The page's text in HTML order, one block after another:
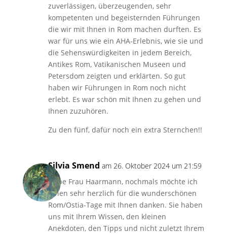
zuverlässigen, überzeugenden, sehr
kompetenten und begeisternden Führungen
die wir mit Ihnen in Rom machen durften. Es
war für uns wie ein AHA-Erlebnis, wie sie und
die Sehenswürdigkeiten in jedem Bereich,
Antikes Rom, Vatikanischen Museen und
Petersdom zeigten und erklärten. So gut
haben wir Führungen in Rom noch nicht
erlebt. Es war schön mit Ihnen zu gehen und
Ihnen zuzuhören.
Zu den fünf, dafür noch ein extra Sternchen!!
Silvia Smend am 26. Oktober 2024 um 21:59
Liebe Frau Haarmann, nochmals möchte ich
Ihnen sehr herzlich für die wunderschönen
Rom/Ostia-Tage mit Ihnen danken. Sie haben
uns mit Ihrem Wissen, den kleinen
Anekdoten, den Tipps und nicht zuletzt Ihrem